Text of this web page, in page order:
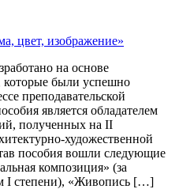
цвет, изображение»
на основе
которые были успешно
преподавательской
является обладателем
полученных на II
художественной
пособия вошли следующие
композиция» (за
I степени), «Живопись […]